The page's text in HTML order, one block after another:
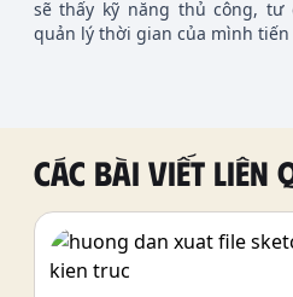
sẽ thấy kỹ năng thủ công, tư
quản lý thời gian của mình tiến
Các bài viết liên